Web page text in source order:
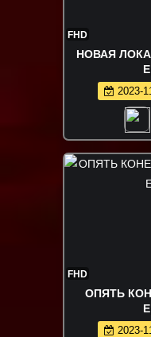
FHD
НОВАЯ
2023-
FHD
ОПЯТЬ
2023-